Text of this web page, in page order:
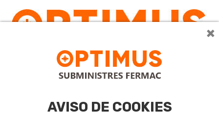
×
AVISO DE COOKIES